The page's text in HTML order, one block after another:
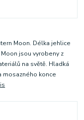
Moon. Délka jehlice
jsou vyrobeny z
na světě. Hladká
mosazného konce